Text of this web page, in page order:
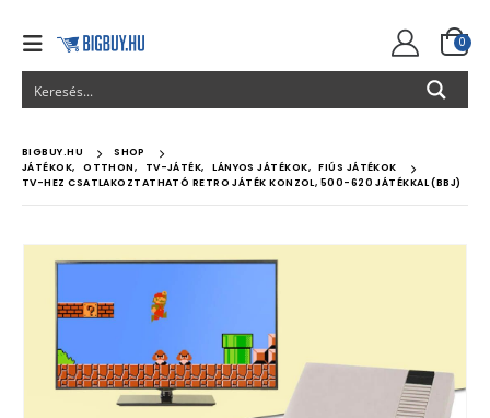
0
BIGBUY.HU
SHOP
JÁTÉKOK, OTTHON, TV-JÁTÉK, LÁNYOS JÁTÉKOK,
FIÚS JÁTÉKOK
TV-HEZ CSATLAKOZTATHATÓ RETRO JÁTÉK KONZOL, 500-620 JÁTÉKKAL (BBJ)